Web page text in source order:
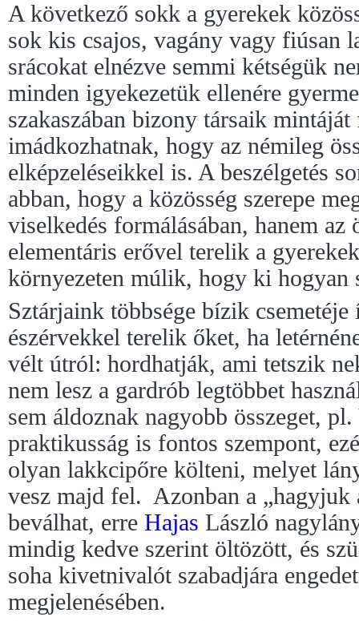
A következő sokk a gyerekek
sok kis csajos, vagány vagy fiúsan
srácokat elnézve semmi kétségük
minden igyekezetük ellenére
szakaszában bizony társaik
imádkozhatnak, hogy az némileg
elképzeléseikkel is. A beszélgetés
abban, hogy a közösség szerepe
viselkedés formálásában, hanem az
elementáris erővel terelik a
környezeten múlik, hogy ki hogyan
Sztárjaink többsége bízik csemetéje
észérvekkel terelik őket, ha
vélt útról: hordhatják, ami tetszik
nem lesz a gardrób legtöbbet
sem áldoznak nagyobb összeget,
praktikusság is fontos szempont,
olyan lakkcipőre költeni, melyet
vesz majd fel. Azonban a „hagyjuk
beválhat, erre Hajas László
mindig kedve szerint öltözött, és
soha kivetnivalót szabadjára
megjelenésében.